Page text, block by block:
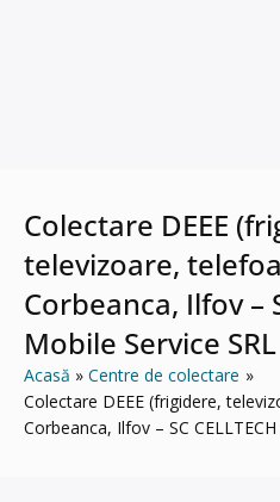
Colectare DEEE
televizoare,
Corbeanca, Ilfov –
Mobile Service SRL
Acasă
Centre de colectare
Colectare DEEE (frigidere,
Corbeanca, Ilfov – SC